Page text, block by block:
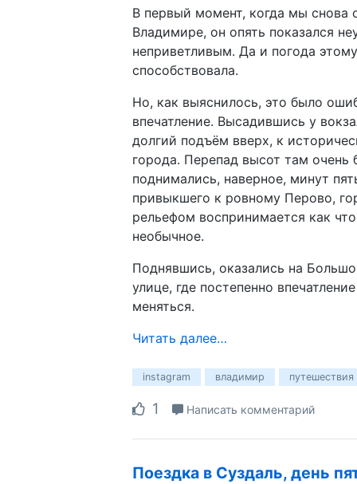
В первый момент, когда мы снова
Владимире, он опять показался
неприветливым. Да и погода этому
способствовала.
Но, как выяснилось, это было
впечатление. Высадившись у
долгий подъём вверх, к
города. Перепад высот там очень
поднимались, наверное, минут
привыкшего к ровному Перово,
рельефом воспринимается как
необычное.
Поднявшись, оказались на
улице, где постепенно
меняться.
Читать далее…
instagram владимир путешествия
1 Написать комментарий
Поездка в Суздаль, день